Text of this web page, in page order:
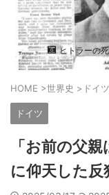
ヒトラーの
HOME >世界史 > ドイツ
ドイツ
「お前の父
に仰天した